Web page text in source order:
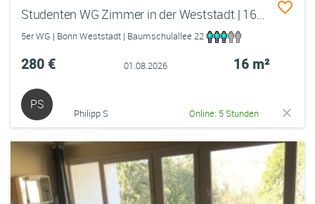
Studenten WG Zimmer in der Weststadt | 16qm
5er WG | Bonn Weststadt | Baumschulallee 22
280 € 01.08.2026 16 m²
PS
Philipp S Online: 5 Stunden